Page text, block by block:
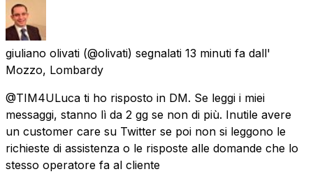
giuliano olivati (@olivati) segnalati 13 minuti fa dall'
Mozzo, Lombardy
@TIM4ULuca ti ho risposto in DM. Se leggi i miei
messaggi, stanno lì da 2 gg se non di più. Inutile avere
un customer care su Twitter se poi non si leggono le
richieste di assistenza o le risposte alle domande che lo
stesso operatore fa al cliente